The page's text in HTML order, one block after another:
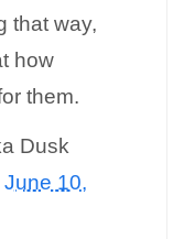
that way,
how
them.
Dusk
June 10,